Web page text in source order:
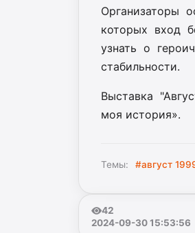
Организаторы
которых вход
узнать о
стабильности.
Выставка
моя история».
Темы: #август
42
2024-09-30 15:53:56